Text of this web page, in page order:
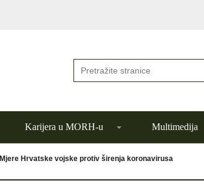
Karijera u MORH-u Multimedija
Mjere Hrvatske vojske protiv širenja koronavirusa